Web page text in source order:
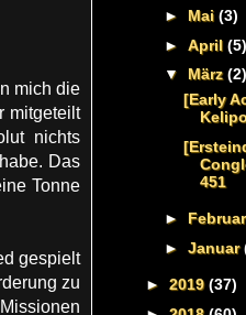
mich die
mitgeteilt
nichts
Das
Tonne
gespielt
zu
► Mai (3)
► April (5)
▼ März(2)
[Early
451
►
► Januar
► 2019(37)